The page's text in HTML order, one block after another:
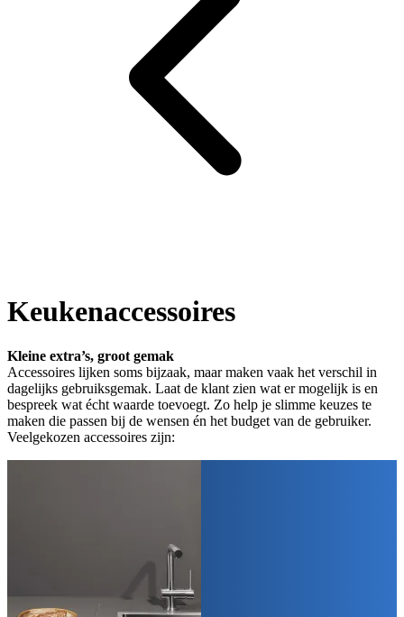
Keukenaccessoires
Kleine extra’s, groot gemak
Accessoires lijken soms bijzaak, maar maken vaak het verschil in
dagelijks gebruiksgemak. Laat de klant zien wat er mogelijk is en
bespreek wat écht waarde toevoegt. Zo help je slimme keuzes te
maken die passen bij de wensen én het budget van de gebruiker.
Veelgekozen accessoires zijn: